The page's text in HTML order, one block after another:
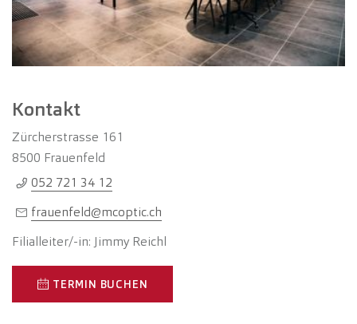
Kontakt
Zürcherstrasse 161
8500 Frauenfeld
052 721 34 12
frauenfeld@mcoptic.ch
Filialleiter/-in: Jimmy Reichl
TERMIN BUCHEN